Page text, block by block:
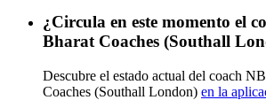
¿Circula en este momento el
Bharat Coaches (Southall
Descubre el estado actual del coach
Coaches (Southall London) en la